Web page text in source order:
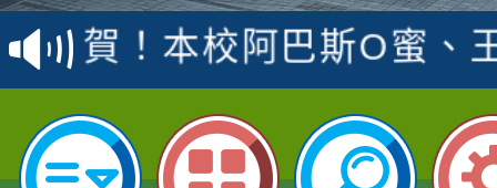
賽 洪綺君教師榮獲社
名
賀！本校阿巴斯O蜜、
倩參加桃園市科展 國
名 指導老師王老師、
賀！本校四年二班張O
園市英語競賽國小朗讀
賀！本校參加桃園市中